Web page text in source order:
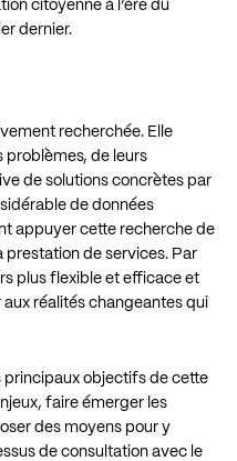
citoyenne à l’ère du
dernier.
recherchée. Elle
problèmes, de leurs
de solutions concrètes par
de données
appuyer cette recherche de
prestation de services. Par
plus flexible et efficace et
réalités changeantes qui
principaux objectifs de cette
faire émerger les
des moyens pour y
de consultation avec le